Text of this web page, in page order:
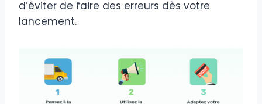
d’éviter de faire des erreurs dès votre
lancement.